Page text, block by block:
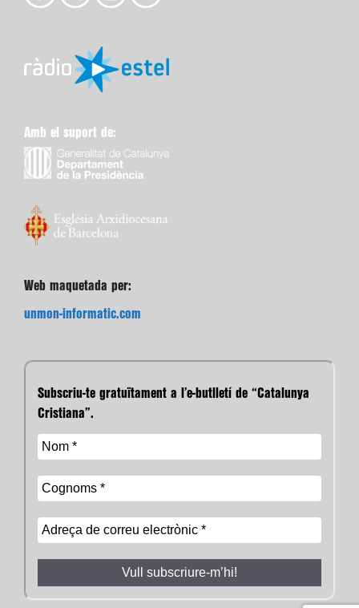
Amb el suport de:
Web maquetada per:
unmon-informatic.com
Subscriu-te gratuïtament a l’e-butlletí de “Catalunya
Cristiana”.